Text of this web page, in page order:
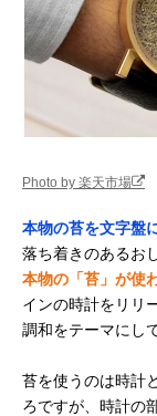
Photo by 楽天市場
本物の苔を文字盤
落ち着きのあるお
本物の「苔」が使
インの時計をリリ
調和をテーマにし
苔を使うのは時計
ろですが、時計の